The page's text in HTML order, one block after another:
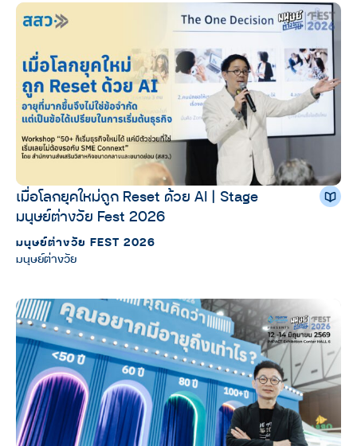
เมื่อโลกยุคใหม่ถูก Reset ด้วย AI | Stage
มนุษย์ต่างวัย Fest 2026
มนุษย์ต่างวัย FEST 2026
มนุษย์ต่างวัย